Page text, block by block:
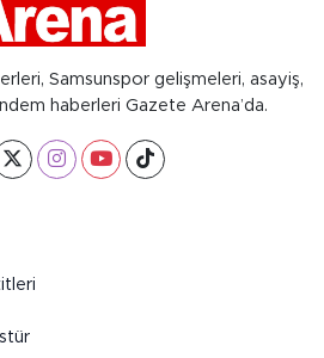
Samsunspor gelişmeleri, asayiş,
haberleri Gazete Arena’da.